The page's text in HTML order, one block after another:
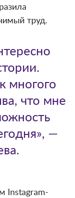
труд.
многого
что мне
—
Instagram-